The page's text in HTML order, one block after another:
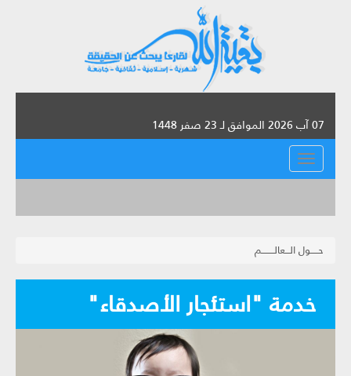
07 آب 2026 الموافق لـ 23 صفر 1448
القائمة
حـــــول الـــعالــــــــم
خدمة "استئجار الأصدقاء"